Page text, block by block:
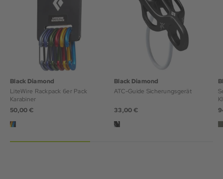
Black Diamond
LiteWire Rackpack 6er Pack
Karabiner
50,00 €
Black Diamond
ATC-Guide Sicherungsgerät
33,00 €